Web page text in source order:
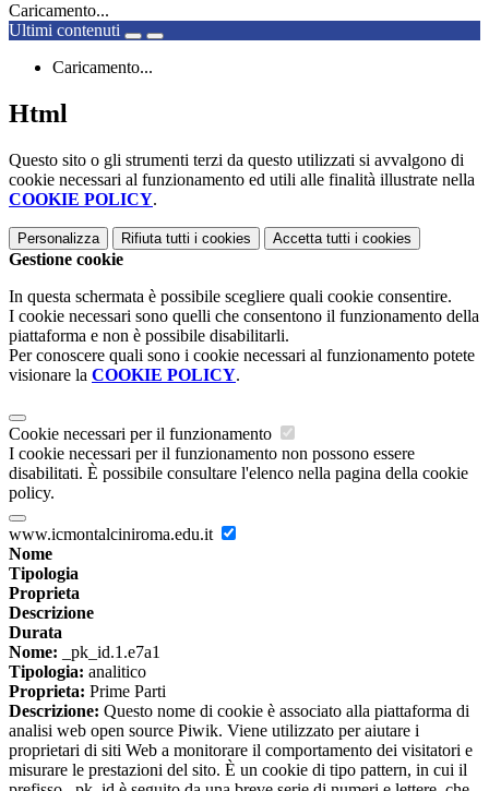
Caricamento...
Ultimi contenuti
Caricamento...
Html
Questo sito o gli strumenti terzi da questo utilizzati si avvalgono di
cookie necessari al funzionamento ed utili alle finalità illustrate nella
COOKIE POLICY.
Personalizza Rifiuta tutti i cookies Accetta tutti i cookies
Gestione cookie
In questa schermata è possibile scegliere quali cookie consentire.
I cookie necessari sono quelli che consentono il funzionamento della
piattaforma e non è possibile disabilitarli.
Per conoscere quali sono i cookie necessari al funzionamento potete
visionare la COOKIE POLICY.
Cookie necessari per il funzionamento
I cookie necessari per il funzionamento non possono essere
disabilitati. È possibile consultare l'elenco nella pagina della cookie
policy.
www.icmontalciniroma.edu.it
Nome
Tipologia
Proprieta
Descrizione
Durata
Nome: _pk_id.1.e7a1
Tipologia: analitico
Proprieta: Prime Parti
Descrizione: Questo nome di cookie è associato alla piattaforma di
analisi web open source Piwik. Viene utilizzato per aiutare i
proprietari di siti Web a monitorare il comportamento dei visitatori e
misurare le prestazioni del sito. È un cookie di tipo pattern, in cui il